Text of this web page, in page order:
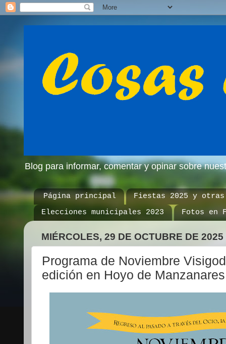
Blog para informar, comentar y opinar sobre
Página principal
Fiestas 2025 y otras
Elecciones municipales 2023
Fotos en
MIÉRCOLES, 29 DE OCTUBRE DE 2025
Programa de Noviembre
edición en Hoyo de Manzanares